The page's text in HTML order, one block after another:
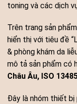
toning và các dịch
Trên trang sản
hiển thị với tiêu đề
& phòng khám da
mô tả sản phẩm có
Châu Âu, ISO
Đây là nhóm thiết